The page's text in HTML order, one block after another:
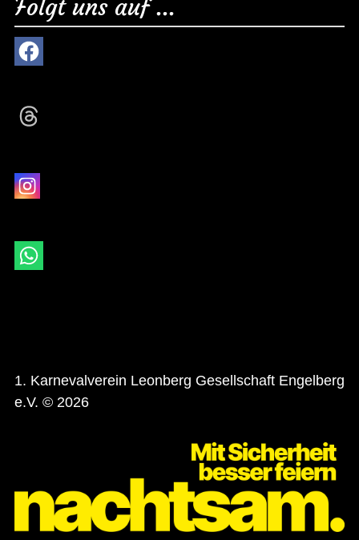
Folgt uns auf ...
1. Karnevalverein Leonberg Gesellschaft Engelberg
e.V. © 2026